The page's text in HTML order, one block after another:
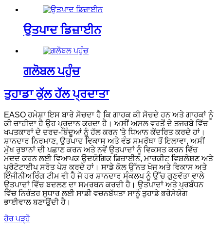
ਉਤਪਾਦ ਡਿਜ਼ਾਈਨ
ਗਲੋਬਲ ਪਹੁੰਚ
ਤੁਹਾਡਾ ਕੁੱਲ ਹੱਲ ਪ੍ਰਦਾਤਾ
EASO ਹਮੇਸ਼ਾ ਇਸ ਬਾਰੇ ਸੋਚਦਾ ਹੈ ਕਿ ਗਾਹਕ ਕੀ ਸੋਚਦੇ ਹਨ ਅਤੇ ਗਾਹਕਾਂ ਨੂੰ
ਕੀ ਚਾਹੀਦਾ ਹੈ ਉਹ ਪ੍ਰਦਾਨ ਕਰਦਾ ਹੈ। ਅਸੀਂ ਅਸਲ ਵਰਤੋਂ ਦੇ ਤਜਰਬੇ ਵਿੱਚ
ਖਪਤਕਾਰਾਂ ਦੇ ਦਰਦ-ਬਿੰਦੂਆਂ ਨੂੰ ਹੱਲ ਕਰਨ 'ਤੇ ਧਿਆਨ ਕੇਂਦਰਿਤ ਕਰਦੇ ਹਾਂ।
ਸ਼ਾਨਦਾਰ ਨਿਰਮਾਣ, ਉਤਪਾਦ ਵਿਕਾਸ ਅਤੇ ਵੰਡ ਸਮਰੱਥਾ ਤੋਂ ਇਲਾਵਾ, ਅਸੀਂ
ਮੁੱਖ ਰੁਝਾਨਾਂ ਦੀ ਪਛਾਣ ਕਰਨ ਅਤੇ ਨਵੇਂ ਉਤਪਾਦਾਂ ਨੂੰ ਵਿਕਸਤ ਕਰਨ ਵਿੱਚ
ਮਦਦ ਕਰਨ ਲਈ ਵਿਆਪਕ ਉਦਯੋਗਿਕ ਡਿਜ਼ਾਈਨ, ਮਾਰਕੀਟ ਵਿਸ਼ਲੇਸ਼ਣ ਅਤੇ
ਪ੍ਰੋਟੋਟਾਈਪ ਸਰੋਤ ਪੇਸ਼ ਕਰਦੇ ਹਾਂ। ਸਾਡੇ ਕੋਲ ਉੱਨਤ ਖੋਜ ਅਤੇ ਵਿਕਾਸ ਅਤੇ
ਇੰਜੀਨੀਅਰਿੰਗ ਟੀਮ ਵੀ ਹੈ ਜੋ ਹਰ ਸ਼ਾਨਦਾਰ ਸੰਕਲਪ ਨੂੰ ਉੱਚ ਗੁਣਵੱਤਾ ਵਾਲੇ
ਉਤਪਾਦਾਂ ਵਿੱਚ ਬਦਲਣ ਦਾ ਸਮਰਥਨ ਕਰਦੀ ਹੈ। ਉਤਪਾਦਾਂ ਅਤੇ ਪ੍ਰਬੰਧਨ
ਵਿੱਚ ਨਿਰੰਤਰ ਸੁਧਾਰ ਲਈ ਸਾਡੀ ਵਚਨਬੱਧਤਾ ਸਾਨੂੰ ਤੁਹਾਡੇ ਭਰੋਸੇਯੋਗ
ਭਾਈਵਾਲ ਬਣਾਉਂਦੀ ਹੈ।
ਹੋਰ ਪੜ੍ਹੋ